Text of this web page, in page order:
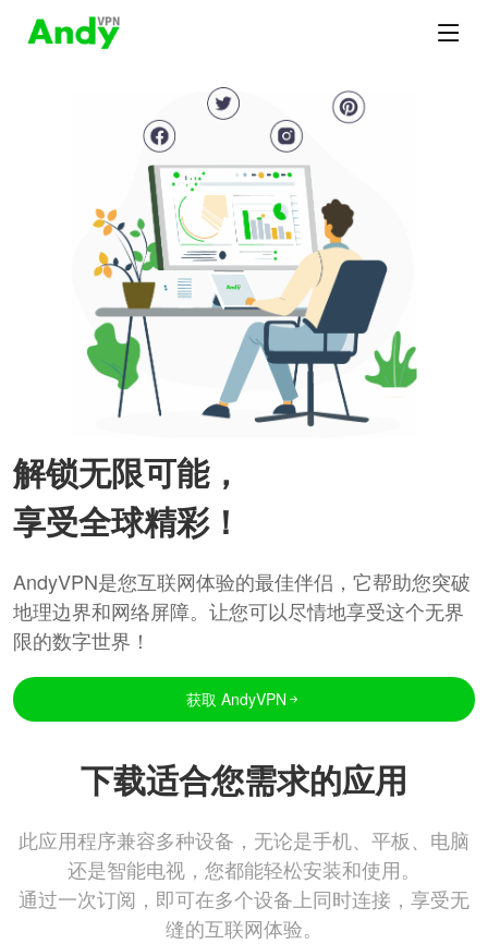
解锁无限可能，
享受全球精彩！
AndyVPN是您互联网体验的最佳伴侣，它帮助您突破
地理边界和网络屏障。让您可以尽情地享受这个无界
限的数字世界！
获取 AndyVPN
下载适合您需求的应用
此应用程序兼容多种设备，无论是手机、平板、电脑
还是智能电视，您都能轻松安装和使用。
通过一次订阅，即可在多个设备上同时连接，享受无
缝的互联网体验。